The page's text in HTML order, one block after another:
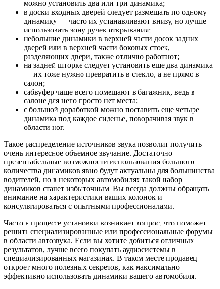
можно установить два или три динамика;
в доски входных дверей следует размещать по одному
динамику — часто их устанавливают внизу, но лучше
использовать зону ручек открывания;
небольшие динамики в верхней части досок задних
дверей или в верхней части боковых стоек,
разделяющих двери, также отлично работают;
на задней шторке следует установить еще два динамика
— их тоже нужно превратить в стекло, а не прямо в
салон;
сабвуфер чаще всего помещают в багажник, ведь в
салоне для него просто нет места;
с большой доработкой можно поставить еще четыре
динамика под каждое сиденье, поворачивая звук в
области ног.
Такое распределение источников звука позволит получить
очень интересное объемное звучание. Достаточно
презентабельные возможности использования большого
количества динамиков явно будут актуальны для большинства
водителей, но в некоторых автомобилях такой набор
динамиков станет избыточным. Вы всегда должны обращать
внимание на характеристики ваших колонок и
консультироваться с опытными профессионалами.
Часто в процессе установки возникает вопрос, что поможет
решить специализированные или профессиональные форумы
в области автозвука. Если вы хотите добиться отличных
результатов, лучше всего покупать аудиосистемы в
специализированных магазинах. В таком месте продавец
откроет много полезных секретов, как максимально
эффективно использовать динамики вашего автомобиля.